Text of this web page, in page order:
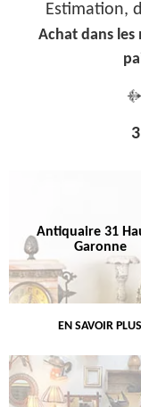
Estimation,
Achat dans
Antiquaire 31
Garonne
EN SAVOIR PLUS